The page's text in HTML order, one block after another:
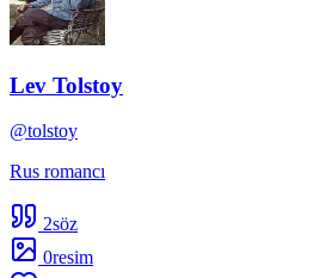
Lev Tolstoy
@tolstoy
Rus romancı
2söz
0resim